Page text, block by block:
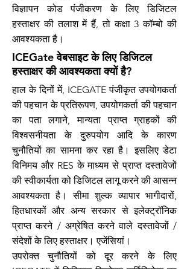
विज्ञापन कोड पंजीकरण के लिए डिजिटल
हस्ताक्षर की तलाश में हैं, तो कक्षा 3 कॉम्बो की
आवश्यकता है।
ICEGate वेबसाइट के लिए डिजिटल
हस्ताक्षर की आवश्यकता क्यों है?
हाल के दिनों में, ICEGATE पंजीकृत उपयोगकर्ता
की पहचान के प्रतिरूपण, उपयोगकर्ता की पहचान
का पता लगाने, मान्यता प्राप्त ग्राहकों की
विश्वसनीयता के दुरुपयोग आदि के कारण
चुनौतियों का सामना कर रहा है। इसलिए डेटा
विनिमय और RES के माध्यम से प्राप्त दस्तावेजों
की स्वीकार्यता को डिजिटल लागू करने की आसन्न
आवश्यकता है। सीमा शुल्क व्यापार भागीदारों,
हितधारकों और अन्य सरकार से इलेक्ट्रॉनिक
प्राप्त करने / अग्रेषित करने वाले दस्तावेजों /
संदेशों के लिए हस्ताक्षर। एजेंसियां।
उपरोक्त चुनौतियों को दूर करने के लिए